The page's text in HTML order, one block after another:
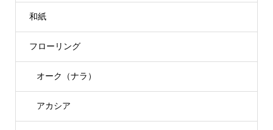
和紙
フローリング
オーク（ナラ）
アカシア